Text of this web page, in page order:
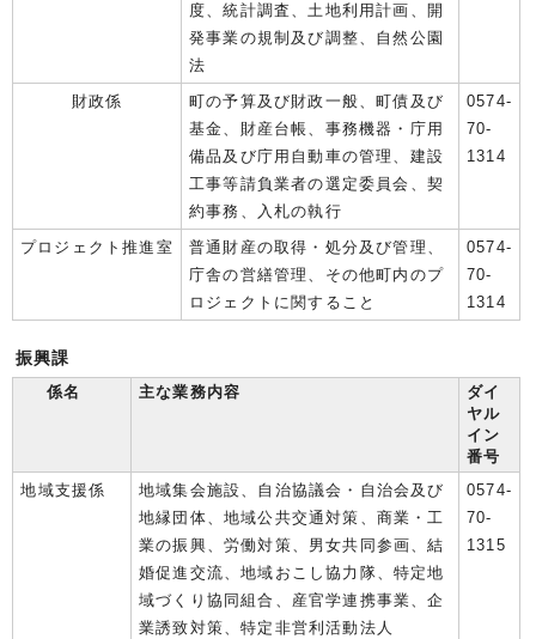
度、統計調査、土地利用計画、開
発事業の規制及び調整、自然公園
法
財政係
町の予算及び財政一般、町債及び
基金、財産台帳、事務機器・庁用
備品及び庁用自動車の管理、建設
工事等請負業者の選定委員会、契
約事務、入札の執行
0574-
70-
1314
プロジェクト推進室
普通財産の取得・処分及び管理、
庁舎の営繕管理、その他町内のプ
ロジェクトに関すること
0574-
70-
1314
振興課
係名
主な業務内容
ダイ
ヤル
イン
番号
地域支援係
地域集会施設、自治協議会・自治会及び
地縁団体、地域公共交通対策、商業・工
業の振興、労働対策、男女共同参画、結
婚促進交流、地域おこし協力隊、特定地
域づくり協同組合、産官学連携事業、企
業誘致対策、特定非営利活動法人
0574-
70-
1315